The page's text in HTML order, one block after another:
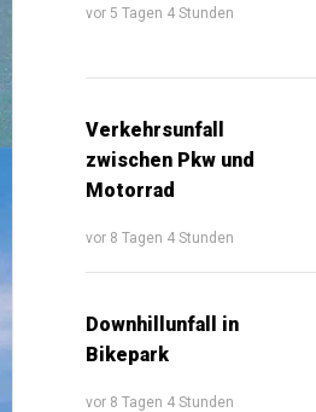
vor 5 Tagen 4 Stunden
Verkehrsunfall
zwischen Pkw und
Motorrad
vor 8 Tagen 4 Stunden
Downhillunfall in
Bikepark
vor 8 Tagen 4 Stunden